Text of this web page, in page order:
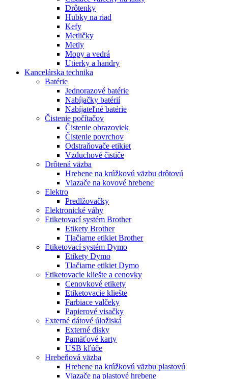
Drôtenky
Hubky na riad
Kefy
Metličky
Metly
Mopy a vedrá
Utierky a handry
Kancelárska technika
Batérie
Jednorazové batérie
Nabíjačky batérií
Nabíjateľné batérie
Čistenie počítačov
Čistenie obrazoviek
Čistenie povrchov
Odstraňovače etikiet
Vzduchové čističe
Drôtená väzba
Hrebene na krúžkovú väzbu drôtovú
Viazače na kovové hrebene
Elektro
Predlžovačky
Elektronické váhy
Etiketovací systém Brother
Etikety Brother
Tlačiarne etikiet Brother
Etiketovací systém Dymo
Etikety Dymo
Tlačiarne etikiet Dymo
Etiketovacie kliešte a cenovky
Cenovkové etikety
Etiketovacie kliešte
Farbiace valčeky
Papierové visačky
Externé dátové úložiská
Externé disky
Pamäťové karty
USB kľúče
Hrebeňová väzba
Hrebene na krúžkovú väzbu plastovú
Viazače na plastové hrebene